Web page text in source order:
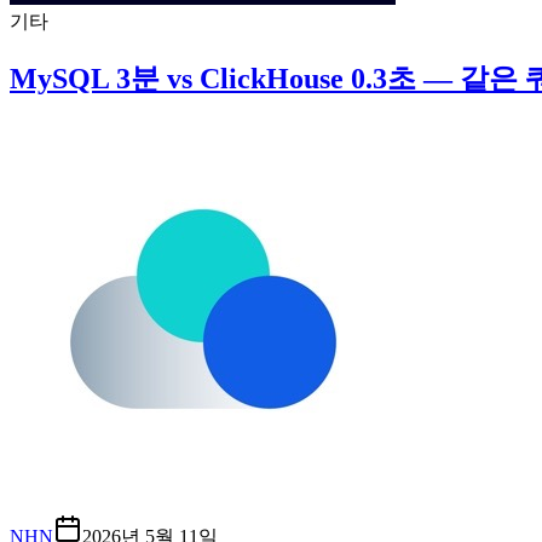
기타
MySQL 3분 vs ClickHouse 0.3초 — 같은
NHN 2026년 5월 11일